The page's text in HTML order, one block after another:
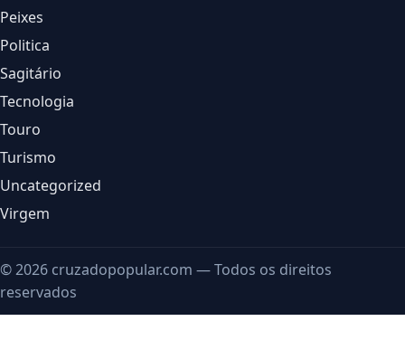
Peixes
Politica
Sagitário
Tecnologia
Touro
Turismo
Uncategorized
Virgem
© 2026 cruzadopopular.com — Todos os direitos
reservados